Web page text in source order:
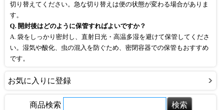
切り替えてください。急な切り替えは便の状態が変わる場合がありま
す。
Q. 開封後はどのように保管すればよいですか？
A. 袋をしっかり密封し、直射日光・高温多湿を避けて保管してくださ
い。湿気や酸化、虫の混入を防ぐため、密閉容器での保管もおすすめ
です。
お気に入りに登録
商品検索